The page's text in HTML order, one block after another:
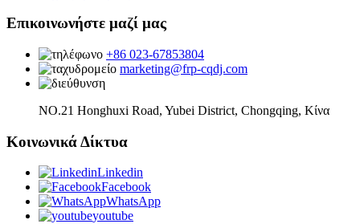
Επικοινωνήστε μαζί μας
+86 023-67853804
marketing@frp-cqdj.com
NO.21 Honghuxi Road, Yubei District, Chongqing, Κίνα
Κοινωνικά Δίκτυα
Linkedin
Facebook
WhatsApp
youtube